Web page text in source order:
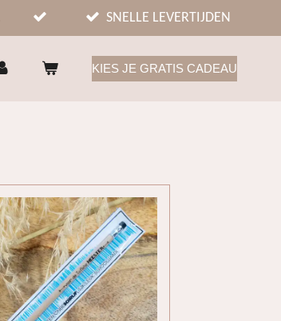
SNELLE LEVERTIJDEN
KIES JE GRATIS CADEAU